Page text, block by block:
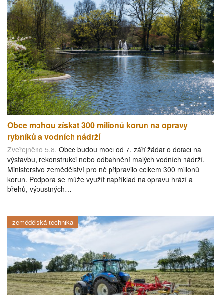
Obce mohou získat 300 milionů korun na opravy
rybníků a vodních nádrží
Zveřejněno 5.8. Obce budou moci od 7. září žádat o dotaci na
výstavbu, rekonstrukci nebo odbahnění malých vodních nádrží.
Ministerstvo zemědělství pro ně připravilo celkem 300 milionů
korun. Podpora se může využít například na opravu hrází a
břehů, výpustných…
zemědělská technika